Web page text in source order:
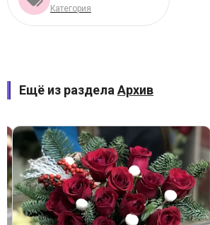
Категория
Ещё из разделаАрхив